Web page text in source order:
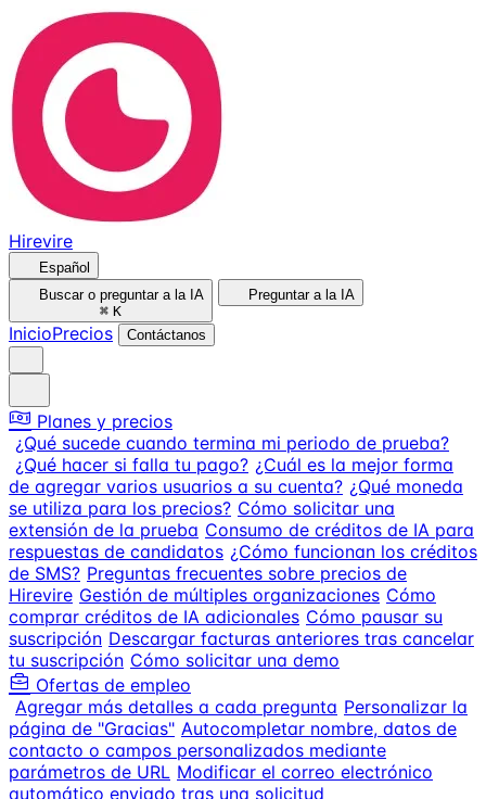
Hirevire
Español
Buscar o preguntar a la IA
⌘ K
Preguntar a la IA
InicioPrecios Contáctanos
Planes y precios
¿Qué sucede cuando termina mi periodo de prueba?
¿Qué hacer si falla tu pago? ¿Cuál es la mejor forma
de agregar varios usuarios a su cuenta? ¿Qué moneda
se utiliza para los precios? Cómo solicitar una
extensión de la prueba Consumo de créditos de IA para
respuestas de candidatos ¿Cómo funcionan los créditos
de SMS? Preguntas frecuentes sobre precios de
Hirevire Gestión de múltiples organizaciones Cómo
comprar créditos de IA adicionales Cómo pausar su
suscripción Descargar facturas anteriores tras cancelar
tu suscripción Cómo solicitar una demo
Ofertas de empleo
Agregar más detalles a cada pregunta Personalizar la
página de "Gracias" Autocompletar nombre, datos de
contacto o campos personalizados mediante
parámetros de URL Modificar el correo electrónico
automático enviado tras una solicitud